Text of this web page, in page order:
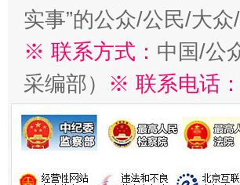
实事”的公众/公民/大
※ 联系方式： 中国/公
采编部） ※ 联系电话：